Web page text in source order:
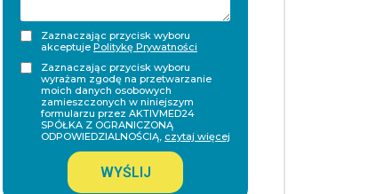
Zaznaczając przycisk wyboru
akceptuje Politykę Prywatności
Zaznaczając przycisk wyboru
wyrażam zgodę na przetwarzanie
moich danych osobowych
zamieszczonych w niniejszym
formularzu przez AKTIVMED24
SPÓŁKA Z OGRANICZONĄ
ODPOWIEDZIALNOŚCIĄ, czytaj więcej
WYŚLIJ